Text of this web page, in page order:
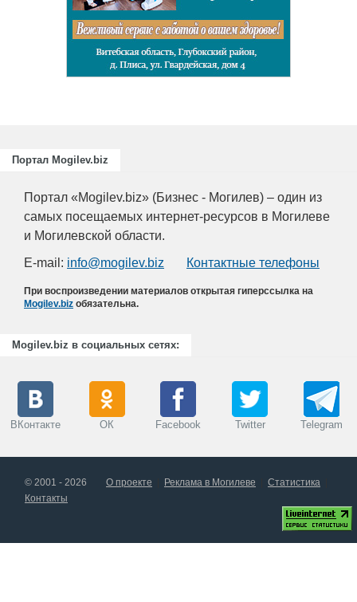
Портал Mogilev.biz
Портал «Mogilev.biz» (Бизнес - Могилев) – один из
самых посещаемых интернет-ресурсов в Могилеве
и Могилевской области.
E-mail: info@mogilev.biz Контактные телефоны
При воспроизведении материалов открытая гиперссылка на
Mogilev.biz обязательна.
Mogilev.biz в социальных сетях:
ВКонтакте ОК Facebook Twitter Telegram
© 2001 - 2026 О проекте Реклама в Могилеве
Статистика
Контакты